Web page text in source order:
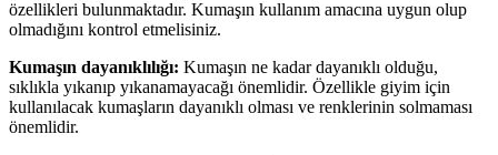
özellikleri bulunmaktadır. Kumaşın kullanım amacına uygun olup
olmadığını kontrol etmelisiniz.
Kumaşın dayanıklılığı: Kumaşın ne kadar dayanıklı olduğu,
sıklıkla yıkanıp yıkanamayacağı önemlidir. Özellikle giyim için
kullanılacak kumaşların dayanıklı olması ve renklerinin solmaması
önemlidir.